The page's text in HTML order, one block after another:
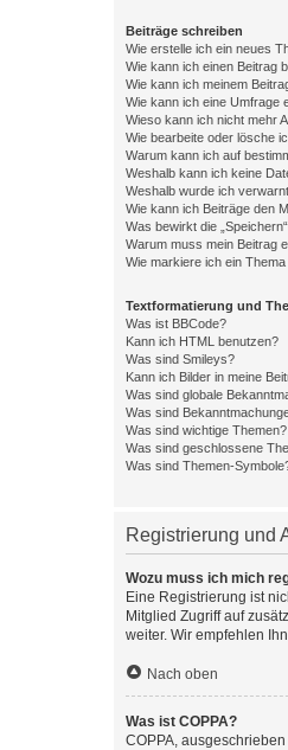
Beiträge schreiben
Wie erstelle ich ein neues
Wie kann ich einen Beitrag
Wie kann ich meinem
Wie kann ich eine Umfrage
Wieso kann ich nicht mehr
Wie bearbeite oder lösche
Warum kann ich auf
Weshalb kann ich keine
Weshalb wurde ich
Wie kann ich Beiträge den
Was bewirkt die
Warum muss mein Beitrag
Wie markiere ich ein
Textformatierung und
Was ist BBCode?
Kann ich HTML benutzen?
Was sind Smileys?
Kann ich Bilder in meine
Was sind globale
Was sind
Was sind wichtige Themen?
Was sind geschlossene
Was sind Themen-
Registrierung und
Wozu muss ich mich
Eine Registrierung ist
Mitglied Zugriff auf
weiter. Wir empfehlen
Nach oben
Was ist COPPA?
COPPA,